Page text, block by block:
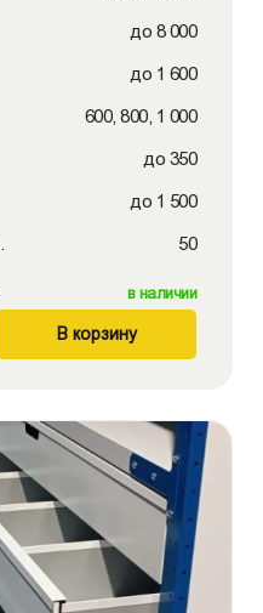
до 8 000
до 1 600
600, 800, 1 000
до 350
до 1 500
50
в наличии
В корзину